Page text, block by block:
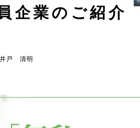
企業のご紹介
井戸 清明